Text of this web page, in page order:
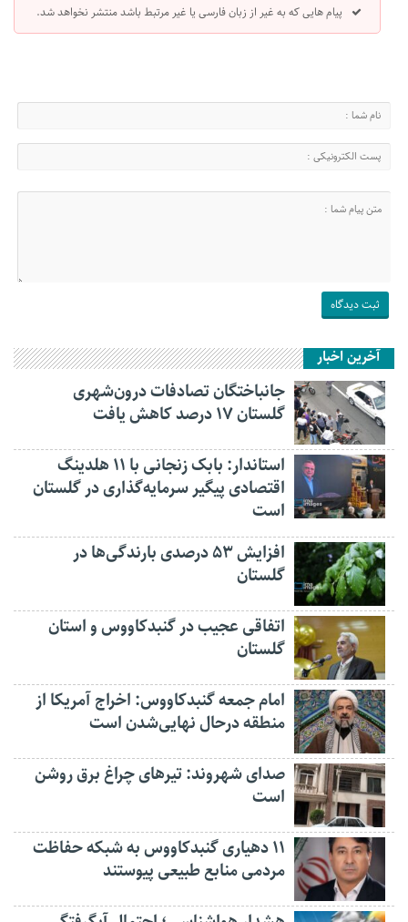
پیام هایی که به غیر از زبان فارسی یا غیر مرتبط باشد منتشر نخواهد شد.
آخرین اخبار
جانباختگان تصادفات درون‌شهری
گلستان ۱۷ درصد کاهش یافت
استاندار: بابک زنجانی با ۱۱ هلدینگ
اقتصادی پیگیر سرمایه‌گذاری در گلستان
است
افزایش ۵۳ درصدی بارندگی‌ها در
گلستان
اتفاقی عجیب در‌ گنبدکاووس و استان
گلستان
امام جمعه گنبدکاووس: اخراج آمریکا از
منطقه درحال نهایی‌شدن است
صدای شهروند: تیرهای چراغ برق روشن
است
۱۱ دهیاری گنبدکاووس به شبکه حفاظت
مردمی منابع طبیعی پیوستند